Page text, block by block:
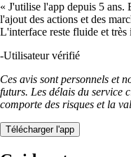
« J'utilise l'app depuis 5 ans.
l'ajout des actions et des
L'interface reste fluide et très
-Utilisateur vérifié
Ces avis sont personnels et
futurs. Les délais du service
comporte des risques et la
Télécharger l'app